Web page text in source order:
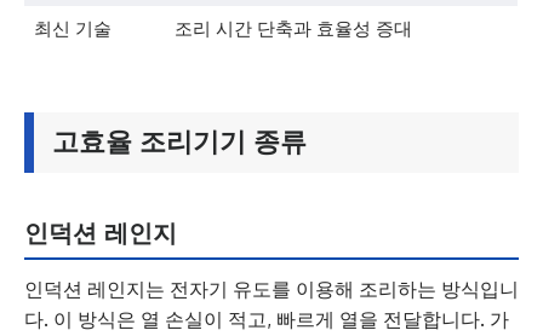
최신 기술 조리 시간 단축과 효율성 증대
고효율 조리기기 종류
인덕션 레인지
인덕션 레인지는 전자기 유도를 이용해 조리하는 방식입니
다. 이 방식은 열 손실이 적고, 빠르게 열을 전달합니다. 가